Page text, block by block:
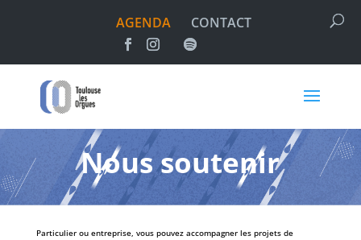
AGENDA CONTACT
Nous soutenir
Particulier ou entreprise, vous pouvez accompagner les projets de